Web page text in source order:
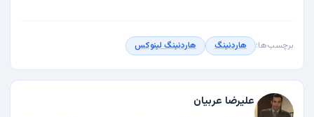
برچسب‌ها: هاردنینگ هاردنینگ لینوکس
علیرضا عربیان